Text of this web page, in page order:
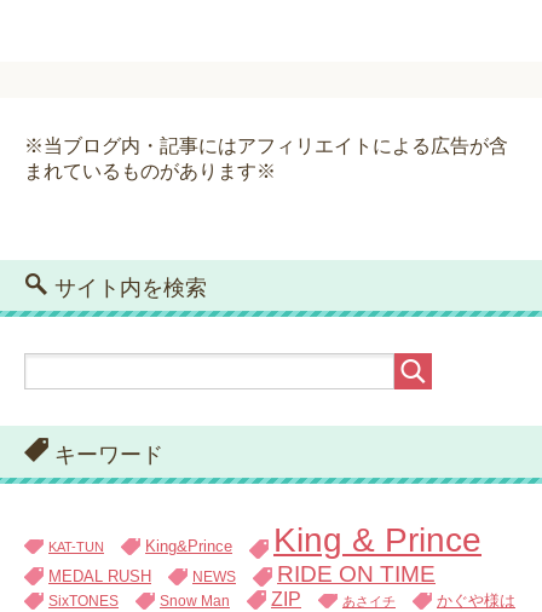
※当ブログ内・記事にはアフィリエイトによる広告が含
まれているものがあります※
サイト内を検索
キーワード
KAT-TUN King&Prince King & Prince
MEDAL RUSH NEWS RIDE ON TIME
SixTONES Snow Man ZIP あさイチ
かぐや様は